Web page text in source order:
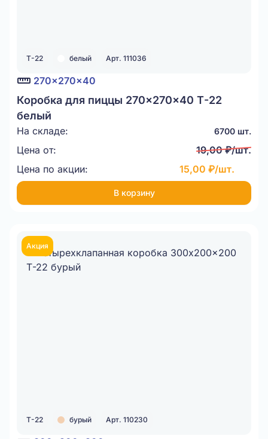
Т-22 белый Арт. 111036
270x270x40
Коробка для пиццы 270x270x40 Т-22
белый
На складе: 6700 шт.
Цена от:
19,00 ₽/шт.
Цена по акции:
15,00 ₽/шт.
В корзину
Акция
Т-22 бурый Арт. 110230